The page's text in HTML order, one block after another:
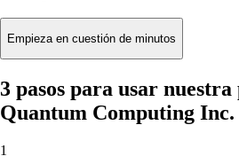
Empieza en cuestión de minutos
3 pasos para usar
Quantum Computing Inc.
1